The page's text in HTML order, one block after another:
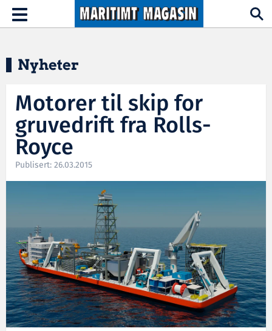
Hopp til hovedinnhold
Toggle
navigation
Nyheter
Motorer til skip for
gruvedrift fra Rolls-
Royce
Publisert: 26.03.2015